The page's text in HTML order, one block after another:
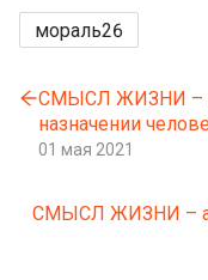
мораль26
СМЫСЛ ЖИЗНИ –
назначении
01 мая 2021
СМЫСЛ ЖИЗНИ –